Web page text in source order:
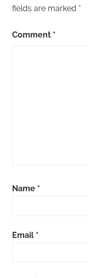
fields are marked *
Comment *
Name *
Email *